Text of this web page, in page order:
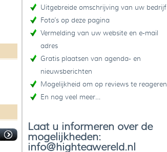
Uitgebreide omschrijving van uw bedrijf
Foto’s op deze pagina
Vermelding van uw website en e-mail
adres
Gratis plaatsen van agenda- en
nieuwsberichten
Mogelijkheid om op reviews te reageren
En nog veel meer…
Laat u informeren over de
mogelijkheden:
info@highteawereld.nl